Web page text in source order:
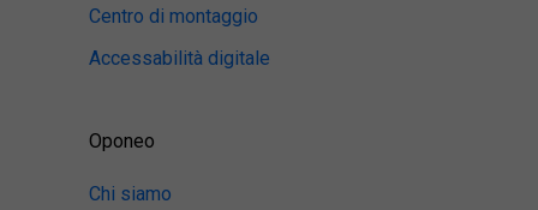
Centro di montaggio
Accessabilità digitale
Oponeo
Chi siamo